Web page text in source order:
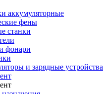
аккумуляторные
фены
станки
фонари
и зарядные устройства